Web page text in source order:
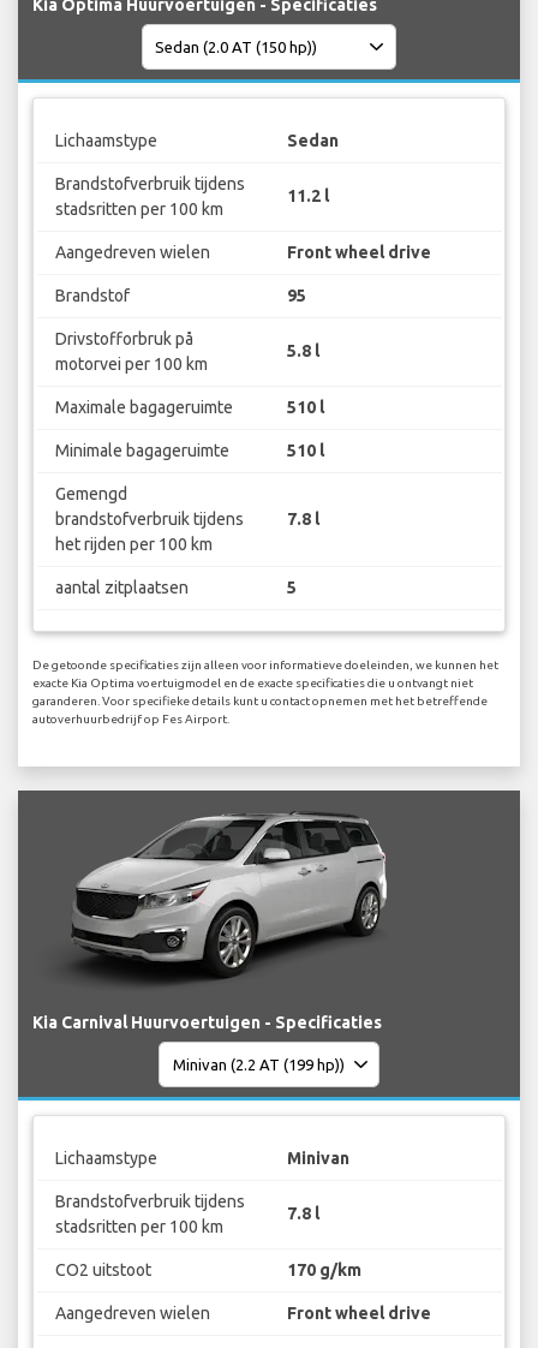
Kia Optima Huurvoertuigen - Specificaties
Lichaamstype Sedan
Brandstofverbruik tijdens
stadsritten per 100 km
11.2 l
Aangedreven wielen Front wheel drive
Brandstof 95
Drivstofforbruk på
motorvei per 100 km
5.8 l
Maximale bagageruimte 510 l
Minimale bagageruimte 510 l
Gemengd
brandstofverbruik tijdens
het rijden per 100 km
7.8 l
aantal zitplaatsen 5
De getoonde specificaties zijn alleen voor informatieve doeleinden, we kunnen het
exacte Kia Optima voertuigmodel en de exacte specificaties die u ontvangt niet
garanderen. Voor specifieke details kunt u contact opnemen met het betreffende
autoverhuurbedrijf op Fes Airport.
Kia Carnival Huurvoertuigen - Specificaties
Lichaamstype Minivan
Brandstofverbruik tijdens
stadsritten per 100 km
7.8 l
CO2 uitstoot 170 g/km
Aangedreven wielen Front wheel drive